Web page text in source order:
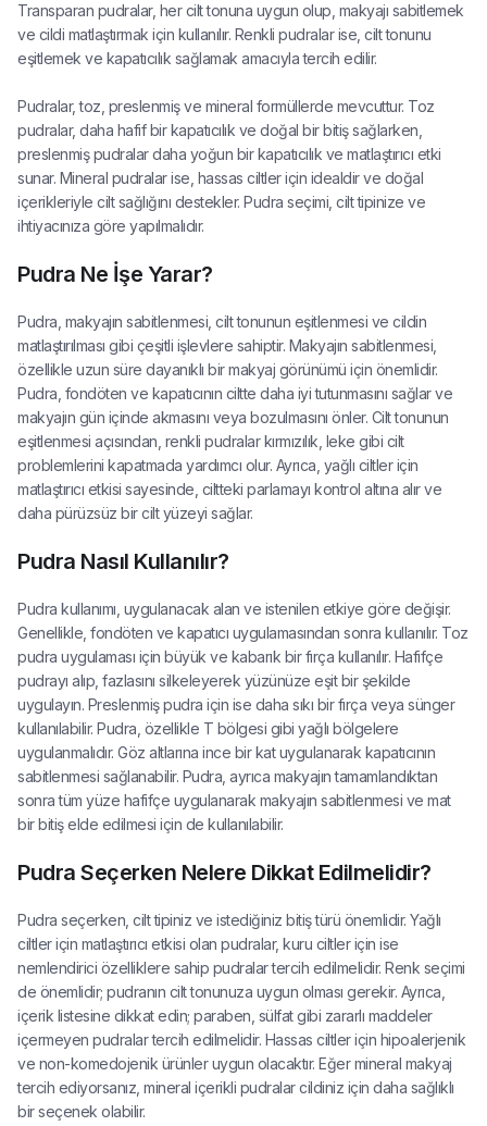
Transparan pudralar, her cilt tonuna uygun olup, makyajı sabitlemek
ve cildi matlaştırmak için kullanılır. Renkli pudralar ise, cilt tonunu
eşitlemek ve kapatıcılık sağlamak amacıyla tercih edilir.
Pudralar, toz, preslenmiş ve mineral formüllerde mevcuttur. Toz
pudralar, daha hafif bir kapatıcılık ve doğal bir bitiş sağlarken,
preslenmiş pudralar daha yoğun bir kapatıcılık ve matlaştırıcı etki
sunar. Mineral pudralar ise, hassas ciltler için idealdir ve doğal
içerikleriyle cilt sağlığını destekler. Pudra seçimi, cilt tipinize ve
ihtiyacınıza göre yapılmalıdır.
Pudra Ne İşe Yarar?
Pudra, makyajın sabitlenmesi, cilt tonunun eşitlenmesi ve cildin
matlaştırılması gibi çeşitli işlevlere sahiptir. Makyajın sabitlenmesi,
özellikle uzun süre dayanıklı bir makyaj görünümü için önemlidir.
Pudra, fondöten ve kapatıcının ciltte daha iyi tutunmasını sağlar ve
makyajın gün içinde akmasını veya bozulmasını önler. Cilt tonunun
eşitlenmesi açısından, renkli pudralar kırmızılık, leke gibi cilt
problemlerini kapatmada yardımcı olur. Ayrıca, yağlı ciltler için
matlaştırıcı etkisi sayesinde, ciltteki parlamayı kontrol altına alır ve
daha pürüzsüz bir cilt yüzeyi sağlar.
Pudra Nasıl Kullanılır?
Pudra kullanımı, uygulanacak alan ve istenilen etkiye göre değişir.
Genellikle, fondöten ve kapatıcı uygulamasından sonra kullanılır. Toz
pudra uygulaması için büyük ve kabarık bir fırça kullanılır. Hafifçe
pudrayı alıp, fazlasını silkeleyerek yüzünüze eşit bir şekilde
uygulayın. Preslenmiş pudra için ise daha sıkı bir fırça veya sünger
kullanılabilir. Pudra, özellikle T bölgesi gibi yağlı bölgelere
uygulanmalıdır. Göz altlarına ince bir kat uygulanarak kapatıcının
sabitlenmesi sağlanabilir. Pudra, ayrıca makyajın tamamlandıktan
sonra tüm yüze hafifçe uygulanarak makyajın sabitlenmesi ve mat
bir bitiş elde edilmesi için de kullanılabilir.
Pudra Seçerken Nelere Dikkat Edilmelidir?
Pudra seçerken, cilt tipiniz ve istediğiniz bitiş türü önemlidir. Yağlı
ciltler için matlaştırıcı etkisi olan pudralar, kuru ciltler için ise
nemlendirici özelliklere sahip pudralar tercih edilmelidir. Renk seçimi
de önemlidir; pudranın cilt tonunuza uygun olması gerekir. Ayrıca,
içerik listesine dikkat edin; paraben, sülfat gibi zararlı maddeler
içermeyen pudralar tercih edilmelidir. Hassas ciltler için hipoalerjenik
ve non-komedojenik ürünler uygun olacaktır. Eğer mineral makyaj
tercih ediyorsanız, mineral içerikli pudralar cildiniz için daha sağlıklı
bir seçenek olabilir.